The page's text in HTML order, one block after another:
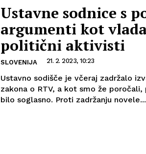
Ustavne sodnice s
argumenti kot
politični aktivisti
SLOVENIJA 21. 2. 2023, 10:23
Ustavno sodišče je včeraj zadržalo
zakona o RTV, a kot smo že
bilo soglasno. Proti zadržanju novele...